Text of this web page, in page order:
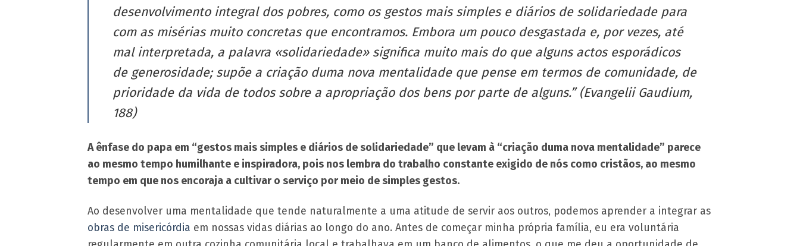
desenvolvimento integral dos pobres, como os gestos mais simples e diários de solidariedade para
com as misérias muito concretas que encontramos. Embora um pouco desgastada e, por vezes, até
mal interpretada, a palavra «solidariedade» significa muito mais do que alguns actos esporádicos
de generosidade; supõe a criação duma nova mentalidade que pense em termos de comunidade, de
prioridade da vida de todos sobre a apropriação dos bens por parte de alguns.” (Evangelii Gaudium,
188)
A ênfase do papa em “gestos mais simples e diários de solidariedade” que levam à “criação duma nova mentalidade” parece
ao mesmo tempo humilhante e inspiradora, pois nos lembra do trabalho constante exigido de nós como cristãos, ao mesmo
tempo em que nos encoraja a cultivar o serviço por meio de simples gestos.
Ao desenvolver uma mentalidade que tende naturalmente a uma atitude de servir aos outros, podemos aprender a integrar as
obras de misericórdia em nossas vidas diárias ao longo do ano. Antes de começar minha própria família, eu era voluntária